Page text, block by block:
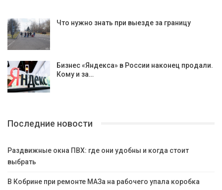
Что нужно знать при выезде за границу
Бизнес «Яндекса» в России наконец продали.
Кому и за…
Последние новости
Раздвижные окна ПВХ: где они удобны и когда стоит
выбрать
В Кобрине при ремонте МАЗа на рабочего упала коробка